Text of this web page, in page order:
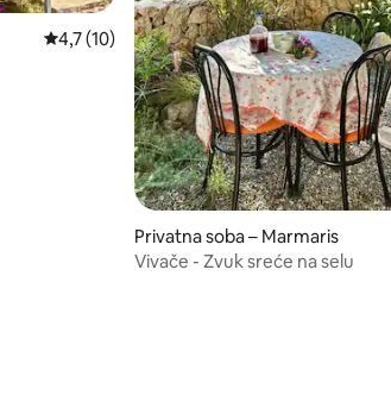
Prosječna ocjena: 4,7/5, recenzija: 10
4,7 (10)
Privatna soba – Marmaris
Vivače - Zvuk sreće na selu